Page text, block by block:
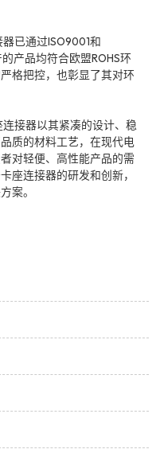
已通过ISO9001和
产品均符合欧盟ROHS环
格把控，也彰显了其对环
接器以其紧凑的设计、稳
质的材料工艺，在现代电
对轻便、高性能产品的需
座连接器的研发和创新，
案。